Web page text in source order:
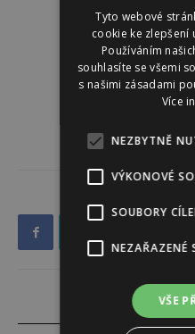
Tyto webové
cookie ke zlepšení
Používáním
souhlasíte se všemi
s našimi zásadami
Více
NEZBYTNĚ
VÝKONOVÉ
SOUBORY
NEZAŘAZENÉ
VŠE